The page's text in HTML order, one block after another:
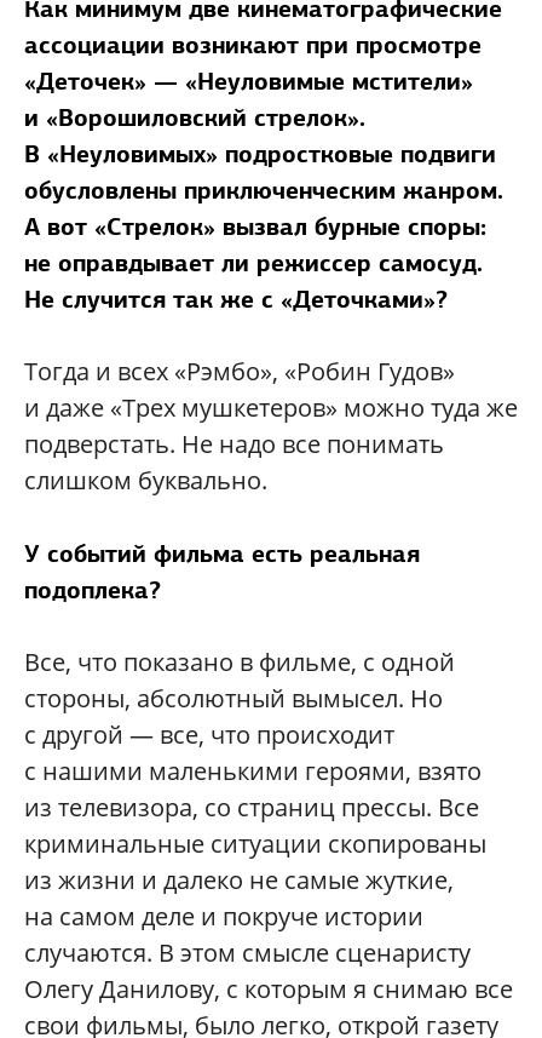
Как минимум две кинематографические
ассоциации возникают при просмотре
«Деточек» — «Неуловимые мстители»
и «Ворошиловский стрелок».
В «Неуловимых» подростковые подвиги
обусловлены приключенческим жанром.
А вот «Стрелок» вызвал бурные споры:
не оправдывает ли режиссер самосуд.
Не случится так же с «Деточками»?
Тогда и всех «Рэмбо», «Робин Гудов»
и даже «Трех мушкетеров» можно туда же
подверстать. Не надо все понимать
слишком буквально.
У событий фильма есть реальная
подоплека?
Все, что показано в фильме, с одной
стороны, абсолютный вымысел. Но
с другой — все, что происходит
с нашими маленькими героями, взято
из телевизора, со страниц прессы. Все
криминальные ситуации скопированы
из жизни и далеко не самые жуткие,
на самом деле и покруче истории
случаются. В этом смысле сценаристу
Олегу Данилову, с которым я снимаю все
свои фильмы, было легко, открой газету